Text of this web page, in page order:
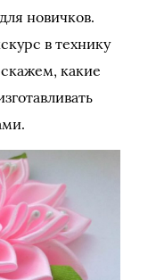
новичков.
в технику
какие